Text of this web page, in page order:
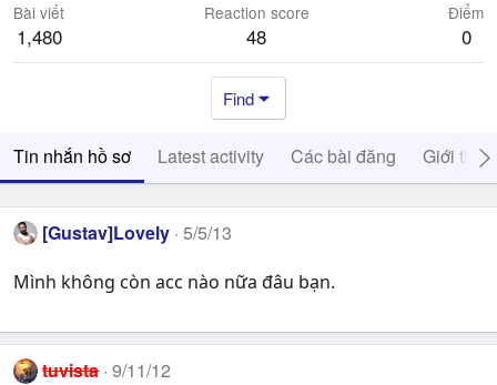
Bài viết
1,480
Reaction score
48
Điểm
0
Find
Tin nhắn hồ sơ Latest activity Các bài đăng Giới thiệu
[Gustav]Lovely 5/5/13
Mình không còn acc nào nữa đâu bạn.
tuvista 9/11/12